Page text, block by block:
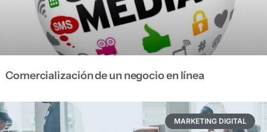
Comercialización de un negocio en línea
MARKETING DIGITAL